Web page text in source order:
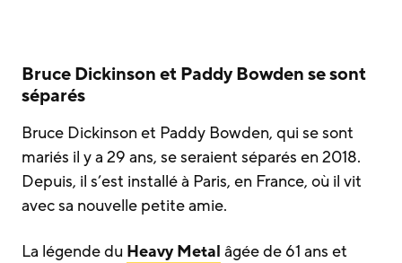
Bruce Dickinson et Paddy Bowden se sont
séparés
Bruce Dickinson et Paddy Bowden, qui se sont
mariés il y a 29 ans, se seraient séparés en 2018.
Depuis, il s’est installé à Paris, en France, où il vit
avec sa nouvelle petite amie.
La légende du Heavy Metal âgée de 61 ans et